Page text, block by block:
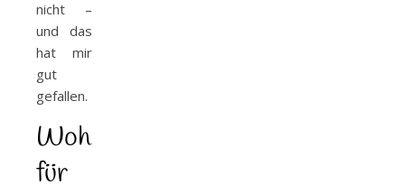
nicht –
und das
hat mir
gut
gefallen.
Wohlfühllektüre
für